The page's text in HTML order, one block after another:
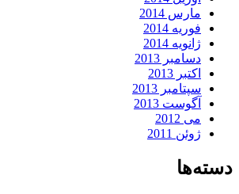
مارس 2014
فوریه 2014
ژانویه 2014
دسامبر 2013
اکتبر 2013
سپتامبر 2013
آگوست 2013
می 2012
ژوئن 2011
دسته‌ها